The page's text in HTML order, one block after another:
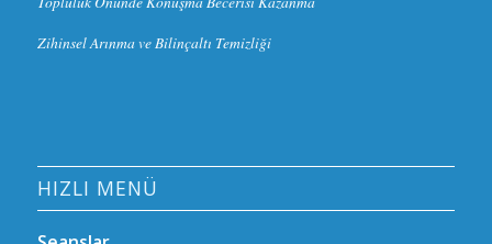
Zihinsel Arınma ve Bilinçaltı Temizliği
HIZLI MENÜ